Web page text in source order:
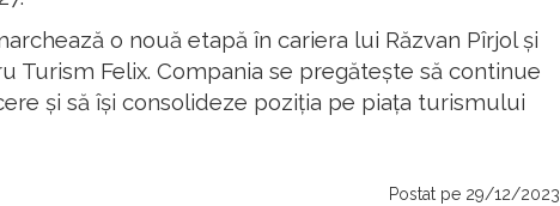
o nouă etapă în cariera lui Răzvan Pîrjol și
Felix. Compania se pregătește să continue
și să își consolideze poziția pe piața turismului
Postat pe 29/12/2023